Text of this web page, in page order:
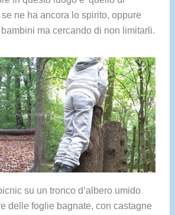
ne ha ancora lo spirito, oppure
ma cercando di non limitarli.
su un tronco d’albero umido
delle foglie bagnate, con castagne